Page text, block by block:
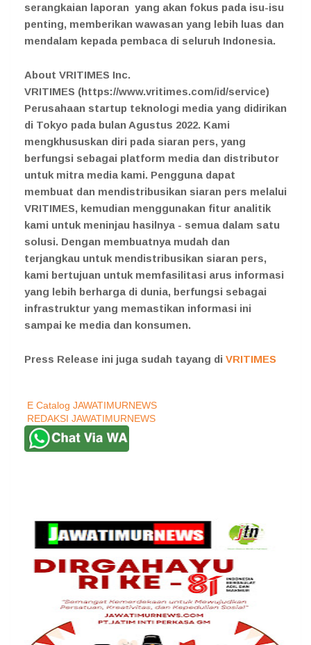
serangkaian laporan yang akan fokus pada isu-isu
penting, memberikan wawasan yang lebih luas dan
mendalam kepada pembaca di seluruh Indonesia.
About VRITIMES Inc.
VRITIMES (https://www.vritimes.com/id/service)
Perusahaan startup teknologi media yang didirikan
di Tokyo pada bulan Agustus 2022. Kami
mengkhususkan diri pada siaran pers, yang
berfungsi sebagai platform media dan distributor
untuk mitra media kami. Pengguna dapat
membuat dan mendistribusikan siaran pers melalui
VRITIMES, kemudian menggunakan fitur analitik
kami untuk meninjau hasilnya - semua dalam satu
solusi. Dengan membuatnya mudah dan
terjangkau untuk mendistribusikan siaran pers,
kami bertujuan untuk memfasilitasi arus informasi
yang lebih berharga di dunia, berfungsi sebagai
infrastruktur yang memastikan informasi ini
sampai ke media dan konsumen.
Press Release ini juga sudah tayang di VRITIMES
E Catalog JAWATIMURNEWS
REDAKSI JAWATIMURNEWS